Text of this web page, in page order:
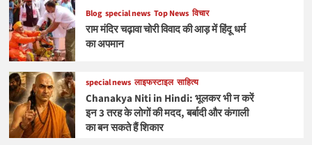
Blog special news Top News विचार
राम मंदिर चढ़ावा चोरी विवाद की आड़ में हिंदू धर्म
का अपमान
special news लाइफस्टाइल साहित्य
Chanakya Niti in Hindi: भूलकर भी न करें
इन 3 तरह के लोगों की मदद, बर्बादी और कंगाली
का बन सकते हैं शिकार